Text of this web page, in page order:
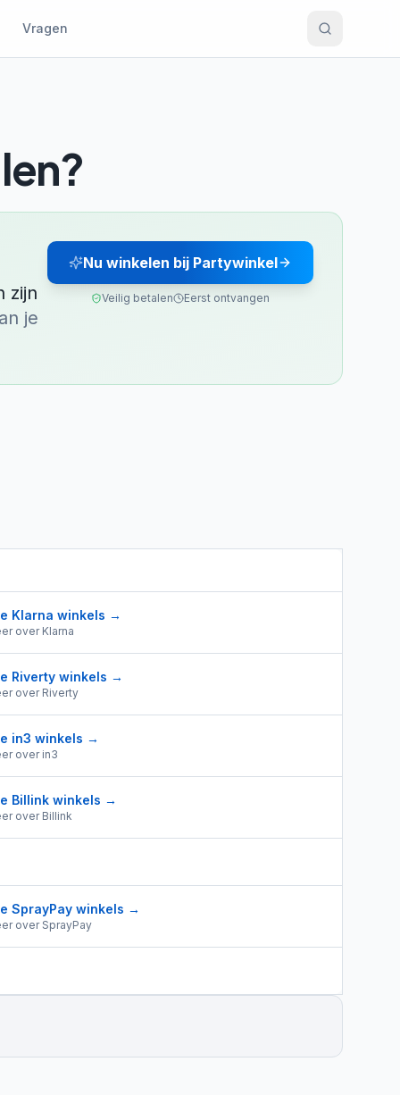
Vragen
zijn
je
Nu winkelen bij Partywinkel
Veilig betalen Eerst ontvangen
Klarna winkels →
over Klarna
Riverty winkels →
over Riverty
in3 winkels →
over in3
Billink winkels →
over Billink
SprayPay winkels →
over SprayPay